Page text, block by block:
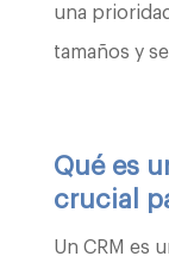
una
tamaños y
Qué es
crucial
Un CRM es